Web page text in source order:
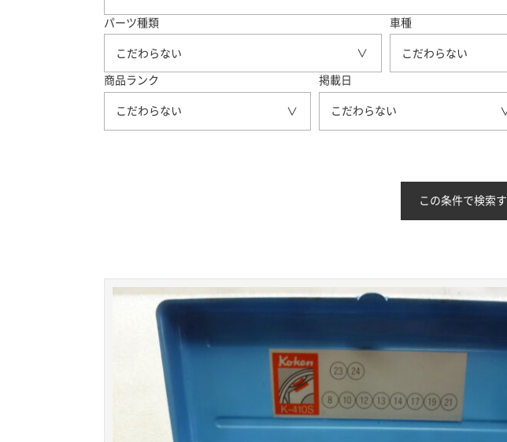
パーツ種類
こだわらない
車種
こだわらない
商品ランク
こだわらない
掲載日
こだわらない
この条件で検索